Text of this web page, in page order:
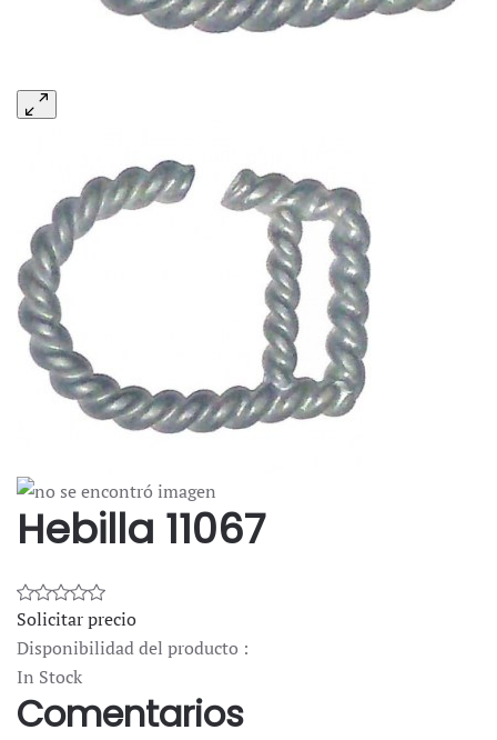
Hebilla 11067
Solicitar precio
Disponibilidad del producto :
In Stock
Comentarios